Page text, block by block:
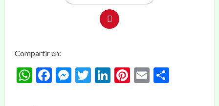
Compartir en:
WhatsApp
Facebook
Messenger
Twitter
LinkedIn
Pinterest
Email